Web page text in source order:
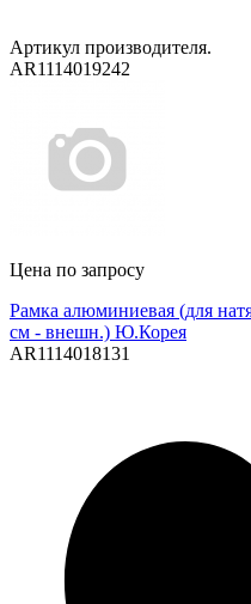
Артикул производителя.
AR1114019242
Цена по запросу
Рамка алюминиевая (для
см - внешн.) Ю.Корея
AR1114018131